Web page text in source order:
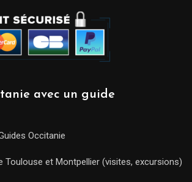
avec un guide
Occitanie
Toulouse et Montpellier (visites, excursions)